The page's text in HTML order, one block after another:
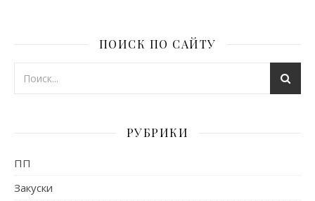
ПОИСК ПО САЙТУ
РУБРИКИ
ПП
Закуски